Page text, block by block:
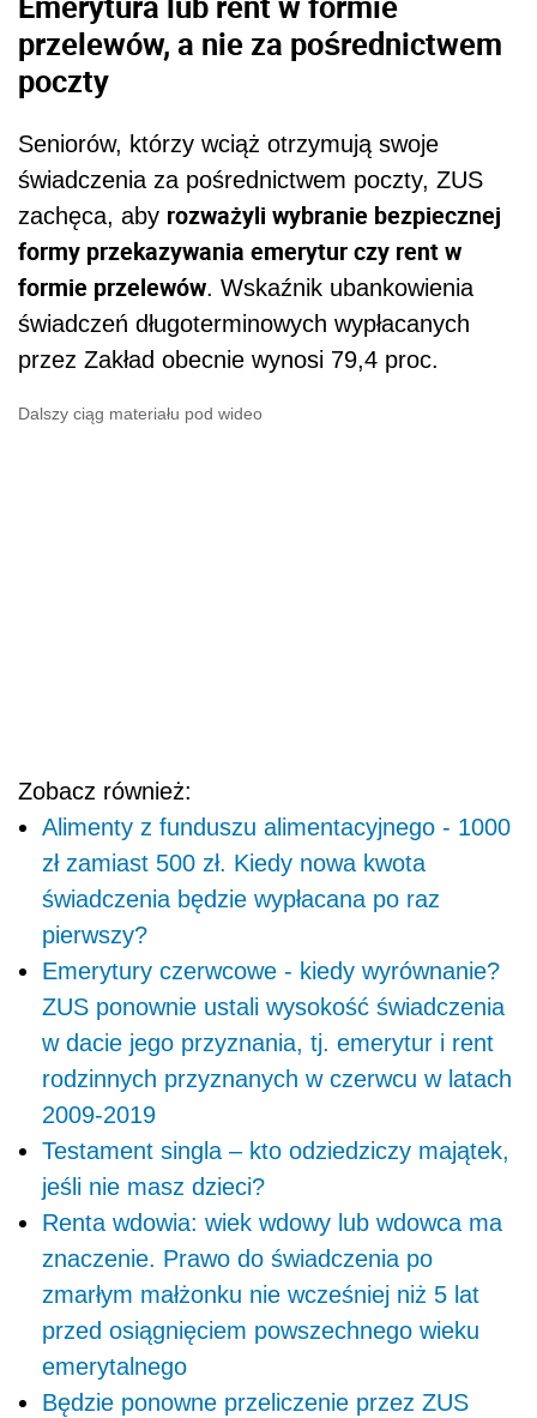
przelewów, a nie za pośrednictwem
poczty
Seniorów, którzy wciąż otrzymują swoje
świadczenia za pośrednictwem poczty, ZUS
zachęca, aby rozważyli wybranie bezpiecznej
formy przekazywania emerytur czy rent w
formie przelewów. Wskaźnik ubankowienia
świadczeń długoterminowych wypłacanych
przez Zakład obecnie wynosi 79,4 proc.
Dalszy ciąg materiału pod wideo
Zobacz również:
Alimenty z funduszu alimentacyjnego - 1000
zł zamiast 500 zł. Kiedy nowa kwota
świadczenia będzie wypłacana po raz
pierwszy?
Emerytury czerwcowe - kiedy wyrównanie?
ZUS ponownie ustali wysokość świadczenia
w dacie jego przyznania, tj. emerytur i rent
rodzinnych przyznanych w czerwcu w latach
2009-2019
Testament singla – kto odziedziczy majątek,
jeśli nie masz dzieci?
Renta wdowia: wiek wdowy lub wdowca ma
znaczenie. Prawo do świadczenia po
zmarłym małżonku nie wcześniej niż 5 lat
przed osiągnięciem powszechnego wieku
emerytalnego
Będzie ponowne przeliczenie przez ZUS